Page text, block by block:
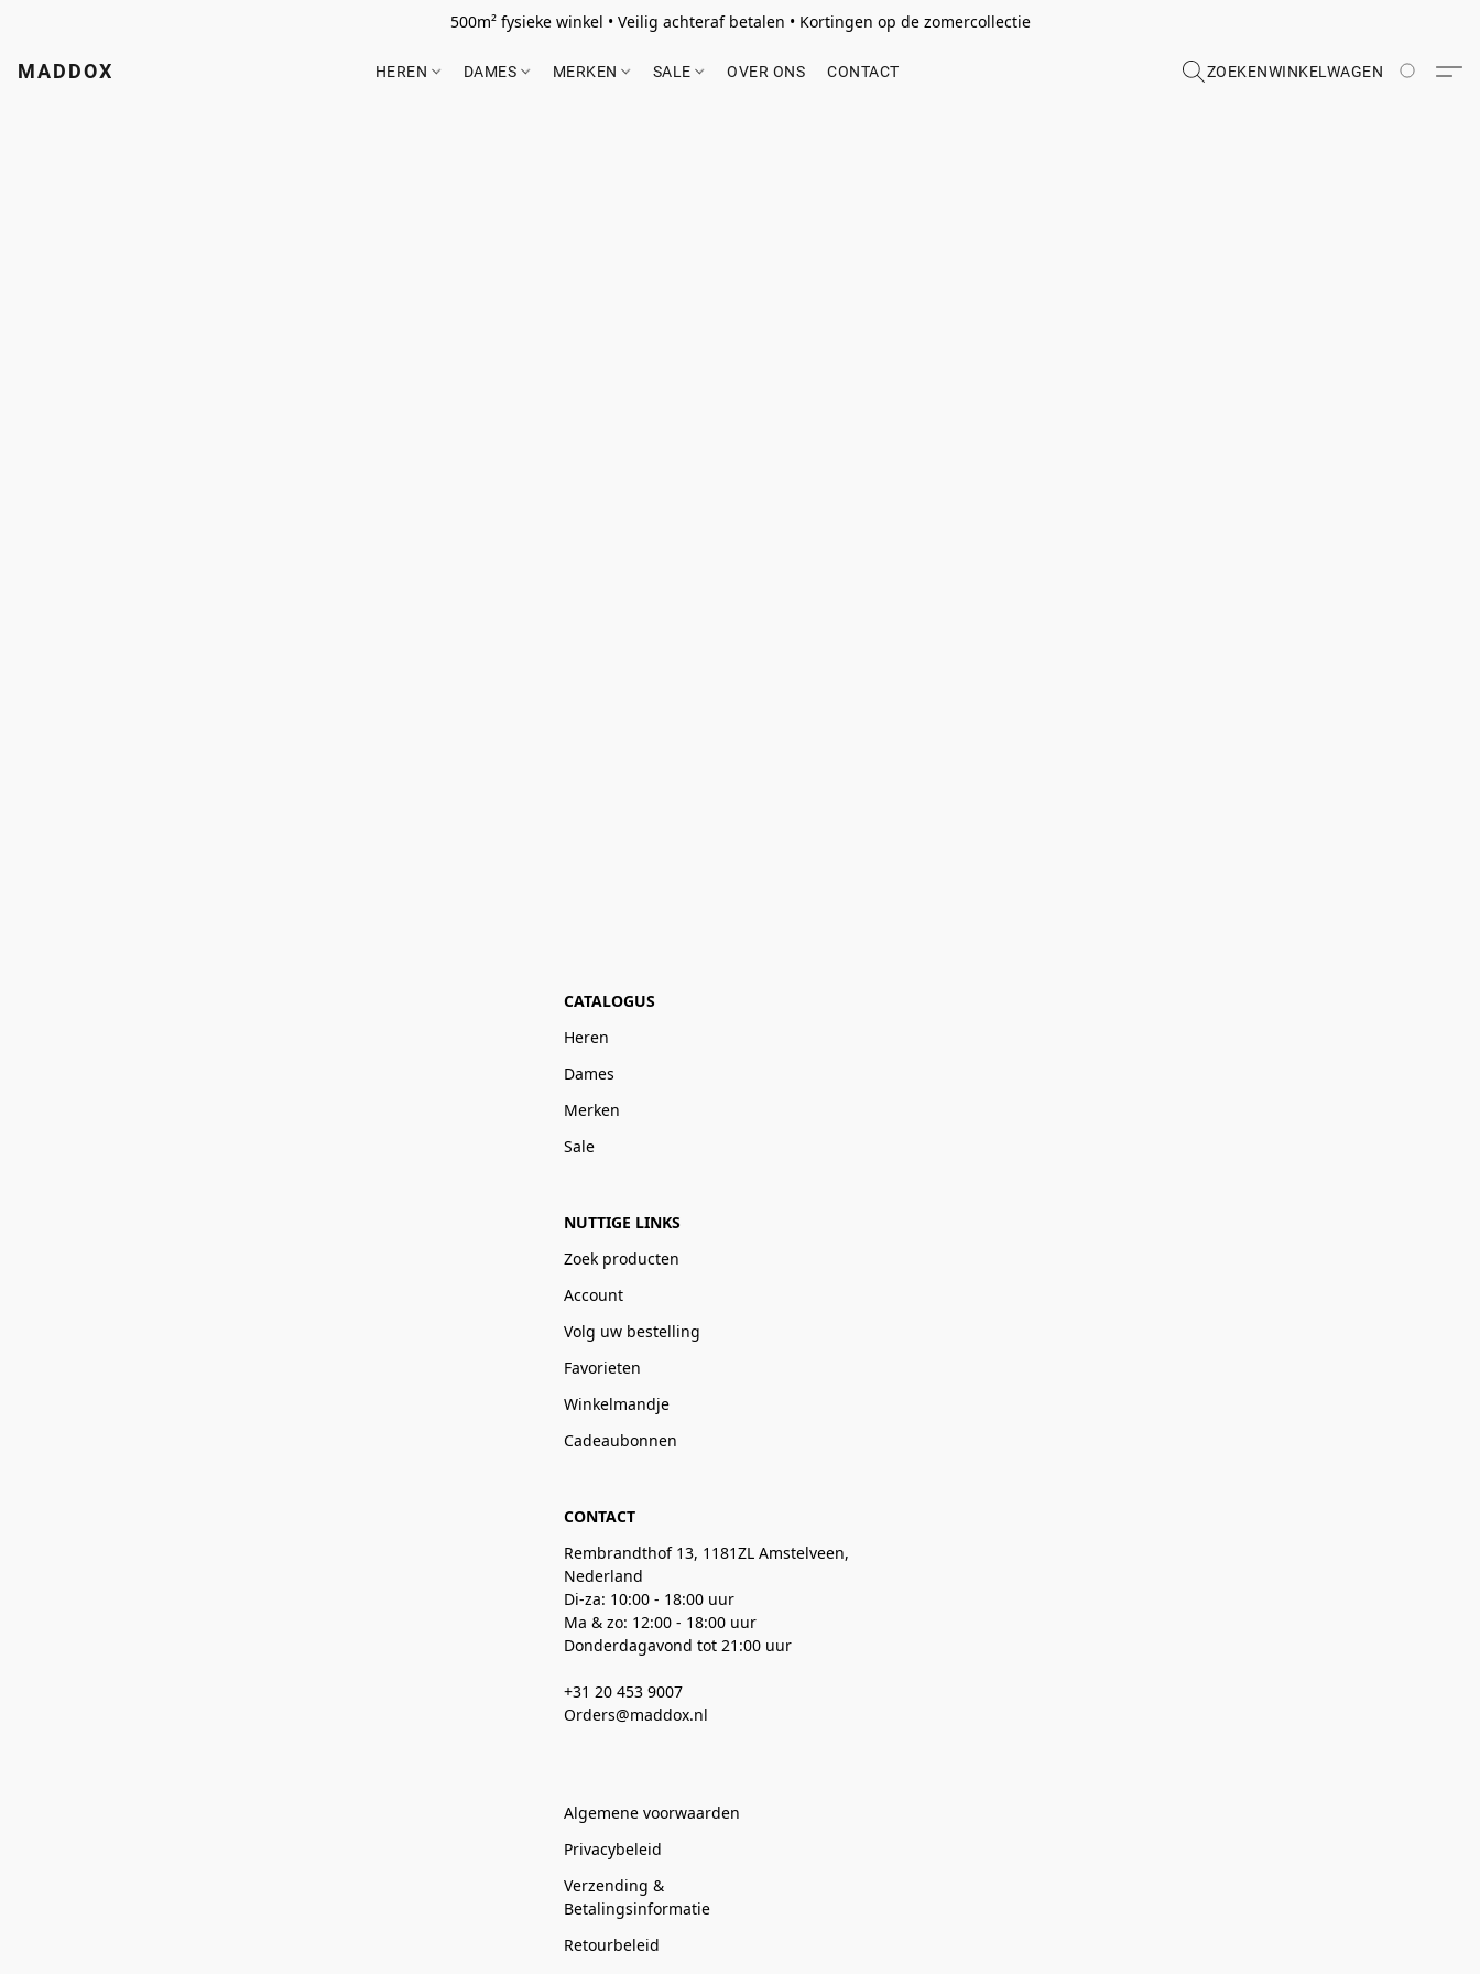
500m² fysieke winkel • Veilig achteraf betalen • Kortingen op de zomercollectie
MADDOX HEREN DAMES MERKEN SALE OVER ONS CONTACT ZOEKENWINKELWAGEN
CATALOGUS
Heren
Dames
Merken
Sale
NUTTIGE LINKS
Zoek producten
Account
Volg uw bestelling
Favorieten
Winkelmandje
Cadeaubonnen
CONTACT
Rembrandthof 13, 1181ZL Amstelveen,
Nederland
Di-za: 10:00 - 18:00 uur
Ma & zo: 12:00 - 18:00 uur
Donderdagavond tot 21:00 uur
+31 20 453 9007
Orders@maddox.nl
Algemene voorwaarden
Privacybeleid
Verzending &
Betalingsinformatie
Retourbeleid